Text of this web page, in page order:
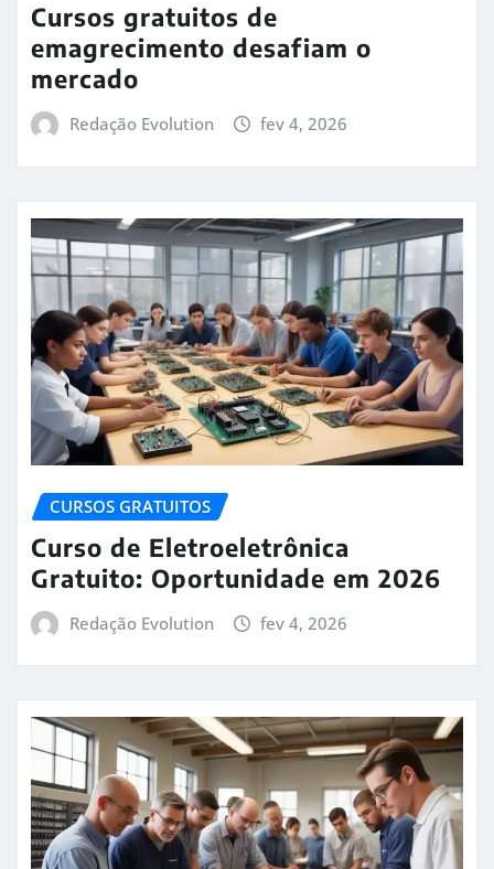
Cursos gratuitos de
emagrecimento desafiam o
mercado
Redação Evolution fev 4, 2026
CURSOS GRATUITOS
Curso de Eletroeletrônica
Gratuito: Oportunidade em 2026
Redação Evolution fev 4, 2026